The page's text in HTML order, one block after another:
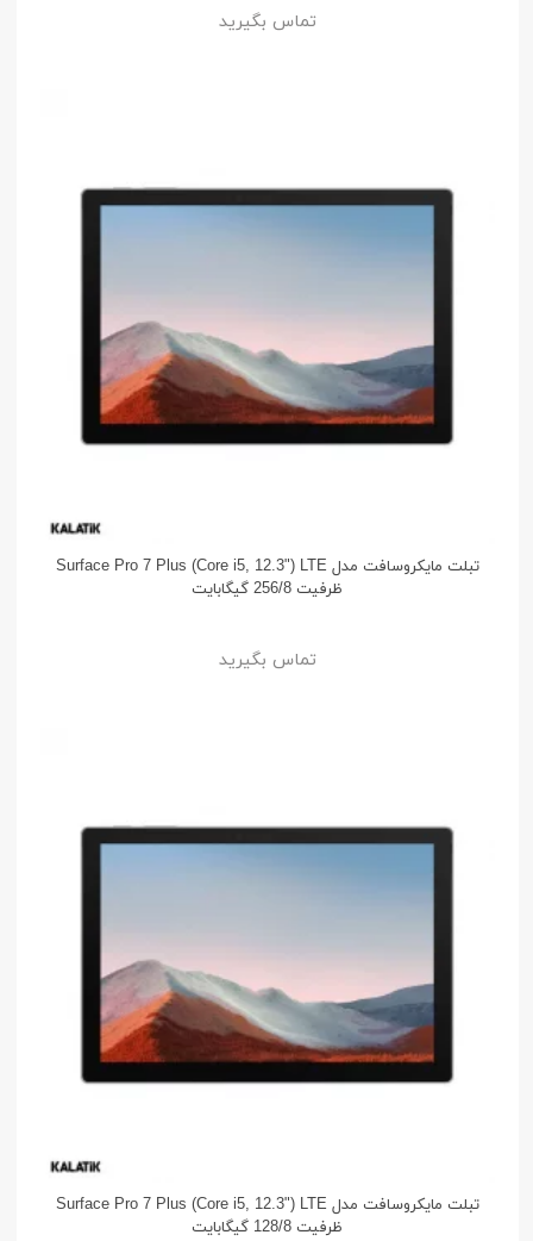
تماس بگیرید
تبلت مایکروسافت مدل Surface Pro 7 Plus (Core i5, 12.3") LTE
ظرفیت 256/8 گیگابایت
تماس بگیرید
تبلت مایکروسافت مدل Surface Pro 7 Plus (Core i5, 12.3") LTE
ظرفیت 128/8 گیگابایت